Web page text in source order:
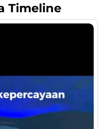
Timeline